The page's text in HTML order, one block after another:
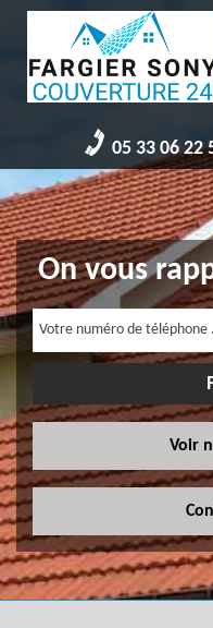
05 33 06 22
On vous
Voir